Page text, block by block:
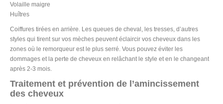
Volaille maigre
Huîtres
Coiffures tirées en arrière. Les queues de cheval, les tresses, d’autres
styles qui tirent sur vos mèches peuvent éclaircir vos cheveux dans les
zones où le remorqueur est le plus serré. Vous pouvez éviter les
dommages et la perte de cheveux en relâchant le style et en le changeant
après 2-3 mois.
Traitement et prévention de l’amincissement
des cheveux